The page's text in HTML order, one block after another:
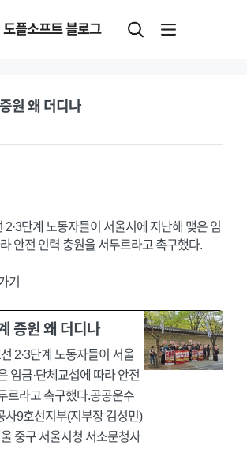
도플소프트 블로그
원 왜 더디나
2·3단계 노동자들이 서울시에 지난해 맺은 임
안전 인력 충원을 서두르라고 촉구했다.
기
증원 왜 더디나
2·3단계 노동자들이 서울
임금·단체교섭에 따라 안전
르라고 촉구했다.공공운수
사9호선지부(지부장 김성민)
중구 서울시청 서소문청사